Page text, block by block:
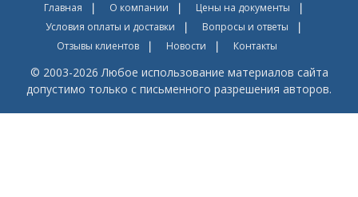
Главная О компании
Цены на документы
Условия оплаты и доставки
Вопросы и ответы
Отзывы клиентов
Новости Контакты
© 2003-2026 Любое использование материалов сайта
допустимо только с письменного разрешения авторов.